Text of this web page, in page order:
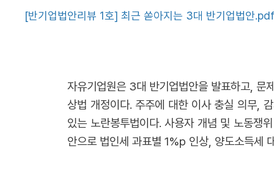
[반기업법안리뷰 1호] 최근 쏟아지는 3대 반기업법안.pdf
자유기업원은 3대 반기업법안을 발표하고, 문
상법 개정이다. 주주에 대한 이사 충실 의무,
있는 노란봉투법이다. 사용자 개념 및 노동쟁
안으로 법인세 과표별 1%p 인상, 양도소득세